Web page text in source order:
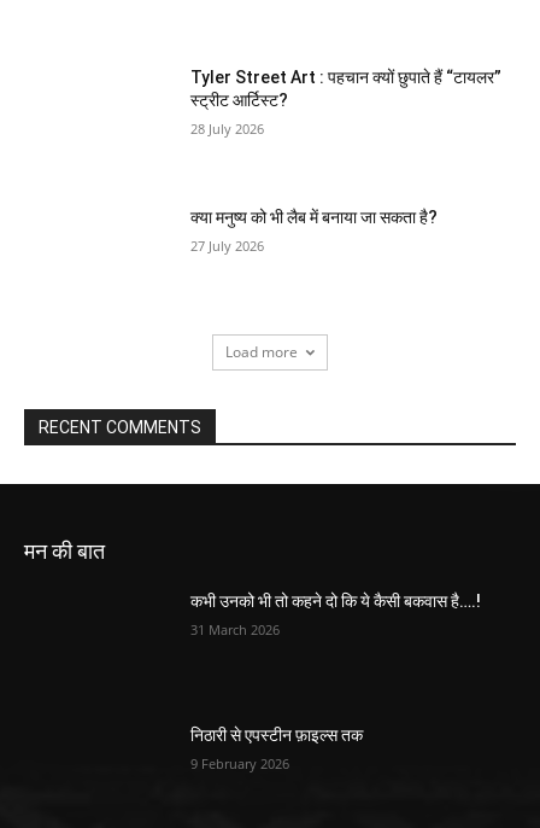
Tyler Street Art : पहचान क्यों छुपाते हैं “टायलर”
स्ट्रीट आर्टिस्ट?
28 July 2026
क्या मनुष्य को भी लैब में बनाया जा सकता है?
27 July 2026
Load more
RECENT COMMENTS
मन की बात
कभी उनको भी तो कहने दो कि ये कैसी बकवास है….!
31 March 2026
निठारी से एपस्टीन फ़ाइल्स तक
9 February 2026